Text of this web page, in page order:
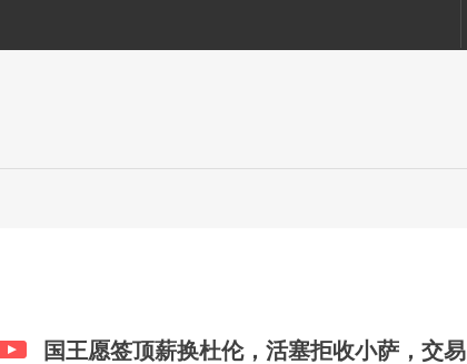
国王愿签顶薪换杜伦，活塞拒收小萨，交易